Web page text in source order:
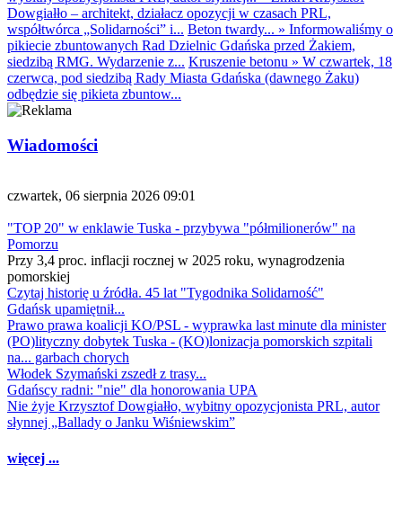
Dowgiałło – architekt, działacz opozycji w czasach PRL,
współtwórca „Solidarności” i... Beton twardy... » Informowaliśmy o
pikiecie zbuntowanych Rad Dzielnic Gdańska przed Żakiem,
siedzibą RMG. Wydarzenie z... Kruszenie betonu » W czwartek, 18
czerwca, pod siedzibą Rady Miasta Gdańska (dawnego Żaku)
odbędzie się pikieta zbuntow...
Wiadomości
czwartek, 06 sierpnia 2026 09:01
"TOP 20" w enklawie Tuska - przybywa "półmilionerów" na
Pomorzu
Przy 3,4 proc. inflacji rocznej w 2025 roku, wynagrodzenia
pomorskiej
Czytaj historię u źródła. 45 lat "Tygodnika Solidarność"
Gdańsk upamiętnił...
Prawo prawa koalicji KO/PSL - wyprawka last minute dla minister
(PO)lityczny dobytek Tuska - (KO)lonizacja pomorskich szpitali
na... garbach chorych
Włodek Szymański zszedł z trasy...
Gdańscy radni: "nie" dla honorowania UPA
Nie żyje Krzysztof Dowgiałło, wybitny opozycjonista PRL, autor
słynnej „Ballady o Janku Wiśniewskim”
więcej ...